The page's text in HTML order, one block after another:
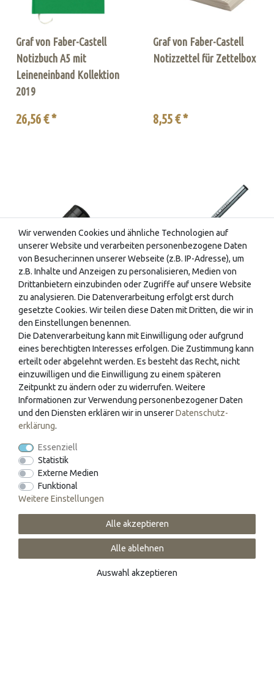
Graf von Faber-Castell
Notizbuch A5 mit
Leineneinband Kollektion
2019
26,56 € *
Graf von Faber-Castell
Notizzettel für Zettelbox
8,55 € *
Graf von Faber-Castell
Radiergummikappe für
Bleistift Magnum PVD
41,50 € *
Graf von Faber-Castell
4,75 € *
Graf von Faber-Castell
Wir verwenden Cookies und ähnliche Technologien auf
unserer Website und verarbeiten personenbezogene Daten
von Besucher:innen unserer Webseite (z.B. IP-Adresse), um
z.B. Inhalte und Anzeigen zu personalisieren, Medien von
Drittanbietern einzubinden oder Zugriffe auf unsere Website
zu analysieren. Die Datenverarbeitung erfolgt erst durch
gesetzte Cookies. Wir teilen diese Daten mit Dritten, die wir in
den Einstellungen benennen.
Die Datenverarbeitung kann mit Einwilligung oder aufgrund
eines berechtigten Interesses erfolgen. Die Zustimmung kann
erteilt oder abgelehnt werden. Es besteht das Recht, nicht
einzuwilligen und die Einwilligung zu einem späteren
Zeitpunkt zu ändern oder zu widerrufen. Weitere
Informationen zur Verwendung personenbezogener Daten
und den Diensten erklären wir in unsererDaten­schutz­
erklärung.
Essenziell
Statistik
Externe Medien
Funktional
Weitere Einstellungen
Alle akzeptieren
Alle ablehnen
Auswahl akzeptieren